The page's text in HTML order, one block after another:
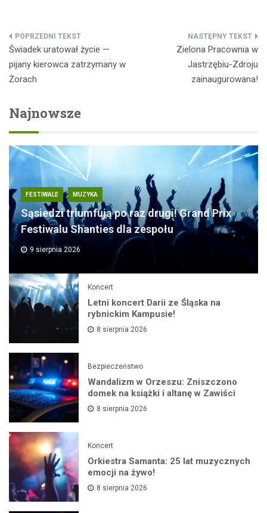
Nawigacja
wpisu
Świadek uratował życie —
pijany kierowca zatrzymany w
Żorach
Zielona Pracownia w
Jastrzębiu-Zdroju
zainaugurowana!
Najnowsze
FESTIWALE MUZYKA
Sąsiedzi triumfują po raz drugi! Grand Prix
Festiwalu Shanties dla zespołu
9 sierpnia 2026
Koncert
Letni koncert Darii ze Śląska na
rybnickim Kampusie!
8 sierpnia 2026
Bezpieczeństwo
Wandalizm w Orzeszu: Zniszczono
domek na książki i altanę w Zawiści
8 sierpnia 2026
Koncert
Orkiestra Samanta: 25 lat muzycznych
emocji na żywo!
8 sierpnia 2026